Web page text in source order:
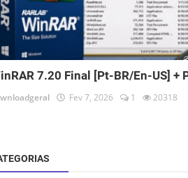
7.20 Final [Pt-BR/En-US] +
Fev 7, 2026 1 20318